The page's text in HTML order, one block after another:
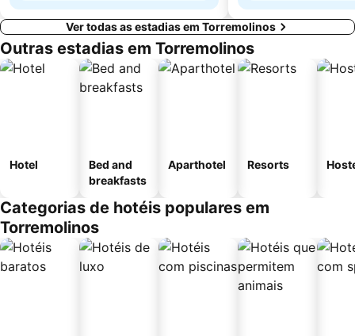
Ver todas as estadias em Torremolinos
Outras estadias em Torremolinos
Hotel
Bed and
breakfasts
Aparthotel Resorts
Categorias de hotéis populares em
Torremolinos